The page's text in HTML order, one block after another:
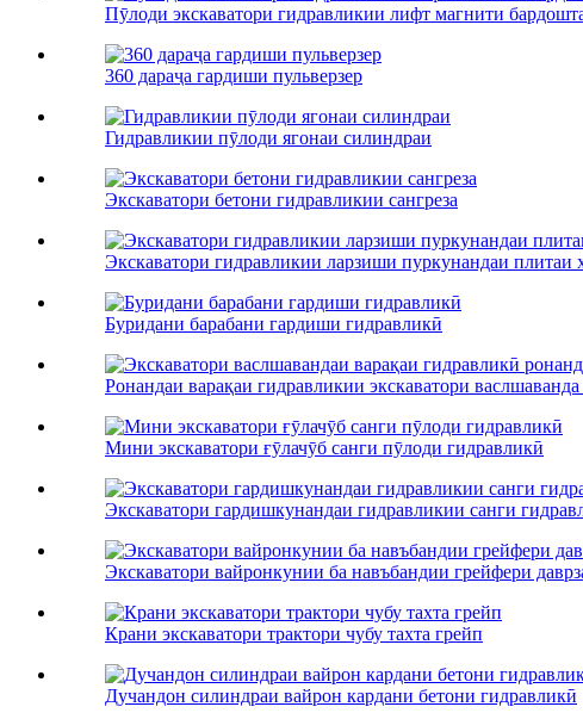
Пӯлоди экскаватори гидравликии лифт магнити
360 дараҷа гардиши пульверзер
Гидравликии пӯлоди ягонаи силиндраи
Экскаватори бетони гидравликии сангреза
Экскаватори гидравликии ларзиши пуркунандаи плитаи
Буридани барабани гардиши гидравликӣ
Ронандаи варақаи гидравликии экскаватори
Мини экскаватори ғӯлачӯб санги пӯлоди гидравликӣ
Экскаватори гардишкунандаи гидравликии санги
Экскаватори вайронкунии ба навъбандии грейфери
Крани экскаватори трактори чубу тахта грейп
Дучандон силиндраи вайрон кардани бетони гидравликӣ